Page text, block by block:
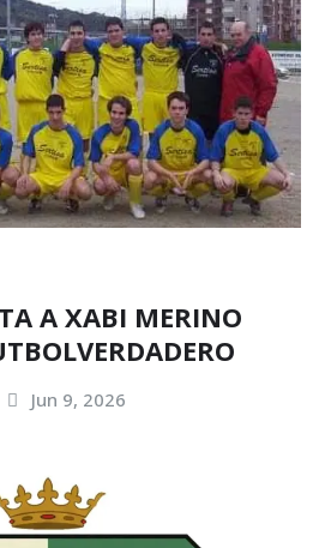
A XABI MERINO
Jun 9, 2026